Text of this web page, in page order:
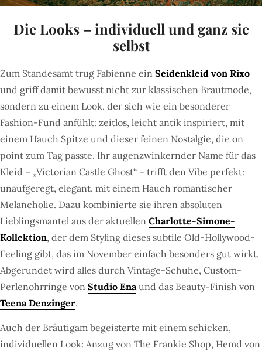
Die Looks – individuell und ganz sie
selbst
Zum Standesamt trug Fabienne ein Seidenkleid von Rixo
und griff damit bewusst nicht zur klassischen Brautmode,
sondern zu einem Look, der sich wie ein besonderer
Fashion-Fund anfühlt: zeitlos, leicht antik inspiriert, mit
einem Hauch Spitze und dieser feinen Nostalgie, die on
point zum Tag passte. Ihr augenzwinkernder Name für das
Kleid – „Victorian Castle Ghost“ – trifft den Vibe perfekt:
unaufgeregt, elegant, mit einem Hauch romantischer
Melancholie. Dazu kombinierte sie ihren absoluten
Lieblingsmantel aus der aktuellen Charlotte-Simone-
Kollektion, der dem Styling dieses subtile Old-Hollywood-
Feeling gibt, das im November einfach besonders gut wirkt.
Abgerundet wird alles durch Vintage-Schuhe, Custom-
Perlenohrringe von Studio Ena und das Beauty-Finish von
Teena Denzinger.
Auch der Bräutigam begeisterte mit einem schicken,
individuellen Look: Anzug von The Frankie Shop, Hemd von